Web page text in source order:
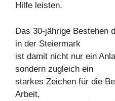
Hilfe leisten.
Das 30-jährige Bestehen
in der Steiermark
ist damit nicht nur ein
sondern zugleich ein
starkes Zeichen für die
Arbeit,